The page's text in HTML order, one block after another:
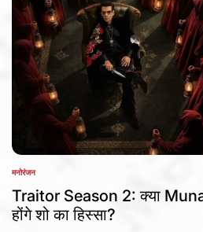
POSTED
IN
मनोरंजन
Traitor Season 2: क्या
होंगे शो का हिस्सा?